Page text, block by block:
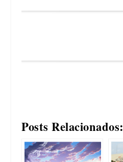
Posts Relacionados: